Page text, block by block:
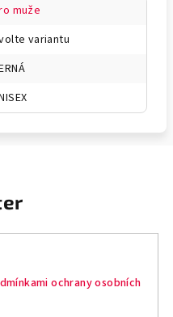
muže
variantu
ochrany osobních